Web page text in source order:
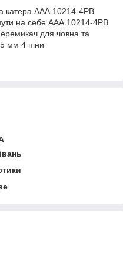
катера ААА 10214-4PB
на себе ААА 10214-4PB
для човна та
мм 4 піни